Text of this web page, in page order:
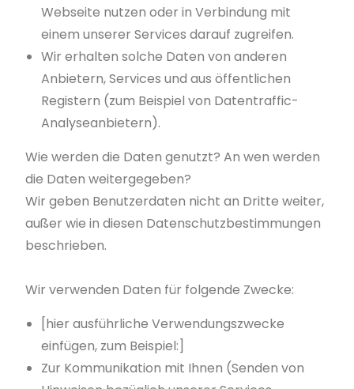
Webseite nutzen oder in Verbindung mit
einem unserer Services darauf zugreifen.
Wir erhalten solche Daten von anderen
Anbietern, Services und aus öffentlichen
Registern (zum Beispiel von Datentraffic-
Analyseanbietern).
Wie werden die Daten genutzt? An wen werden
die Daten weitergegeben?
Wir geben Benutzerdaten nicht an Dritte weiter,
außer wie in diesen Datenschutzbestimmungen
beschrieben.
Wir verwenden Daten für folgende Zwecke:
[hier ausführliche Verwendungszwecke
einfügen, zum Beispiel:]
Zur Kommunikation mit Ihnen (Senden von